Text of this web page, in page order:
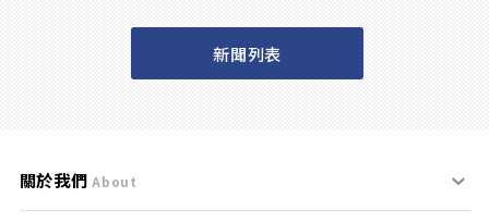
新聞列表
關於我們 About